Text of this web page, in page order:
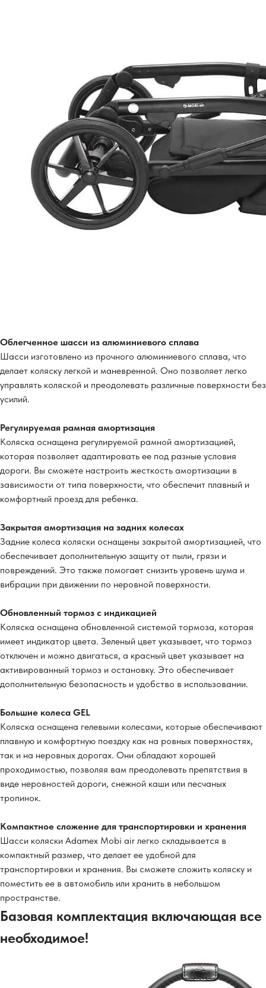
Облегченное шасси из алюминиевого сплава
Шасси изготовлено из прочного алюминиевого сплава, что
делает коляску легкой и маневренной. Оно позволяет легко
управлять коляской и преодолевать различные поверхности без
усилий.
Регулируемая рамная амортизация
Коляска оснащена регулируемой рамной амортизацией,
которая позволяет адаптировать ее под разные условия
дороги. Вы сможете настроить жесткость амортизации в
зависимости от типа поверхности, что обеспечит плавный и
комфортный проезд для ребенка.
Закрытая амортизация на задних колесах
Задние колеса коляски оснащены закрытой амортизацией, что
обеспечивает дополнительную защиту от пыли, грязи и
повреждений. Это также помогает снизить уровень шума и
вибрации при движении по неровной поверхности.
Обновленный тормоз с индикацией
Коляска оснащена обновленной системой тормоза, которая
имеет индикатор цвета. Зеленый цвет указывает, что тормоз
отключен и можно двигаться, а красный цвет указывает на
активированный тормоз и остановку. Это обеспечивает
дополнительную безопасность и удобство в использовании.
Большие колеса GEL
Коляска оснащена гелевыми колесами, которые обеспечивают
плавную и комфортную поездку как на ровных поверхностях,
так и на неровных дорогах. Они обладают хорошей
проходимостью, позволяя вам преодолевать препятствия в
виде неровностей дороги, снежной каши или песчаных
тропинок.
Компактное сложение для транспортировки и хранения
Шасси коляски Adamex Mobi air легко складывается в
компактный размер, что делает ее удобной для
транспортировки и хранения. Вы сможете сложить коляску и
поместить ее в автомобиль или хранить в небольшом
пространстве.
Базовая комплектация включающая все
необходимое!